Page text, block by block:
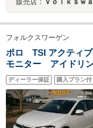
フォルクスワーゲン
ポロ TSI アクティ
モニター アイド
LEDライト
ディーラー保証 購入プラン付